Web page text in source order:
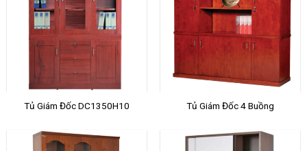
Tủ Giám Đốc DC1350H10 Tủ Giám Đốc 4 Buồng